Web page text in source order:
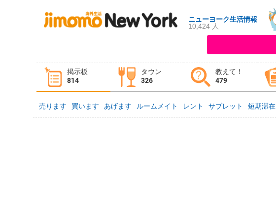
ニューヨーク生活情報
10,424 人
掲示板
814
タウン
326
教えて！
479
タウン情報 教えて！
売ります 買います あげます ルームメイト レント サブレット 短期滞在